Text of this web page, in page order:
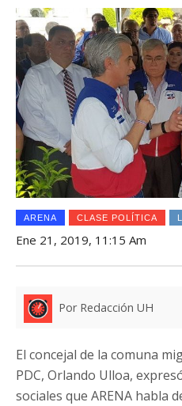
ARENA CLASE POLÍTICA
Ene 21, 2019, 11:15 Am
Por Redacción UH
El concejal de la comuna
PDC, Orlando Ulloa,
sociales que ARENA habla